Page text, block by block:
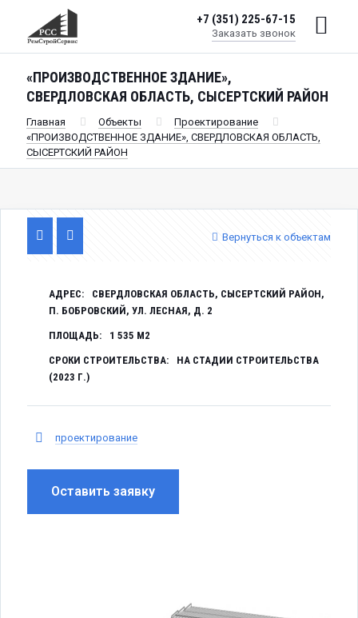
+7 (351) 225-67-15
Заказать звонок
«ПРОИЗВОДСТВЕННОЕ ЗДАНИЕ»,
СВЕРДЛОВСКАЯ ОБЛАСТЬ, СЫСЕРТСКИЙ РАЙОН
Главная Объекты
Проектирование
«ПРОИЗВОДСТВЕННОЕ ЗДАНИЕ», СВЕРДЛОВСКАЯ ОБЛАСТЬ,
СЫСЕРТСКИЙ РАЙОН
Вернуться к объектам
АДРЕС:
СВЕРДЛОВСКАЯ ОБЛАСТЬ, СЫСЕРТСКИЙ РАЙОН,
П. БОБРОВСКИЙ, УЛ. ЛЕСНАЯ, Д. 2
ПЛОЩАДЬ: 1 535 М2
СРОКИ СТРОИТЕЛЬСТВА:
НА СТАДИИ СТРОИТЕЛЬСТВА
(2023 Г.)
проектирование
Оставить заявку